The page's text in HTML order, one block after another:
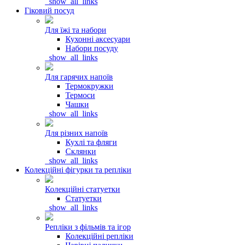
Гіковий посуд
Для їжі та набори
Кухонні аксесуари
Набори посуду
_show_all_links
Для гарячих напоїв
Термокружки
Термоси
Чашки
_show_all_links
Для різних напоїв
Кухлі та фляги
Склянки
_show_all_links
Колекційні фігурки та репліки
Колекційні статуетки
Статуетки
_show_all_links
Репліки з фільмів та ігор
Колекційні репліки